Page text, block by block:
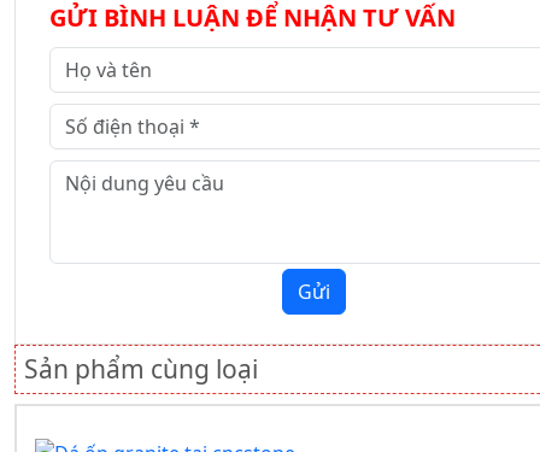
GỬI BÌNH LUẬN ĐỂ NHẬN TƯ VẤN
Gửi
Sản phẩm cùng loại